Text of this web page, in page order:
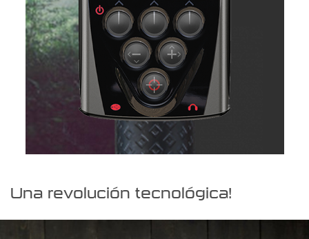
Una revolución tecnológica!